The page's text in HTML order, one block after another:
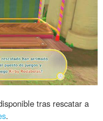
tras rescatar a
.